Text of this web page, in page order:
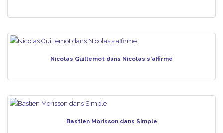
Nicolas Guillemot dans Nicolas s'affirme
Bastien Morisson dans Simple